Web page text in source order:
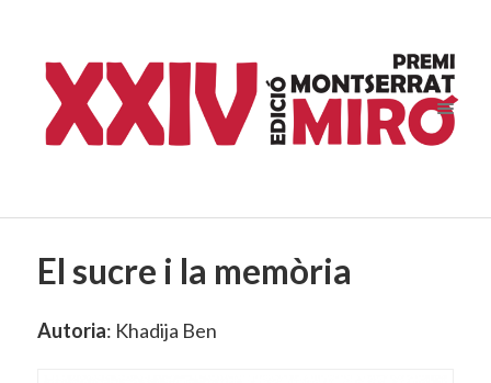
El sucre i la memòria
Autoria: Khadija Ben